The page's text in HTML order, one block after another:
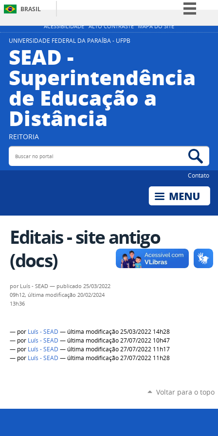
ACESSIBILIDADE ALTO CONTRASTE MAPA DO SITE
BRASIL
Simplifique!
Acesso à informação
Legislação
Canais
UNIVERSIDADE FEDERAL DA PARAÍBA - UFPB
SEAD -
Superintendência
de Educação a
Distância
REITORIA
Buscar no portal
Contato
Editais - site antigo
(docs)
por Luís - SEAD — publicado 25/03/2022
09h12, última modificação 20/02/2024
13h36
— por Luís - SEAD — última modificação 25/03/2022 14h28
— por Luís - SEAD — última modificação 27/07/2022 10h47
— por Luís - SEAD — última modificação 27/07/2022 11h17
— por Luís - SEAD — última modificação 27/07/2022 11h28
Voltar para o topo